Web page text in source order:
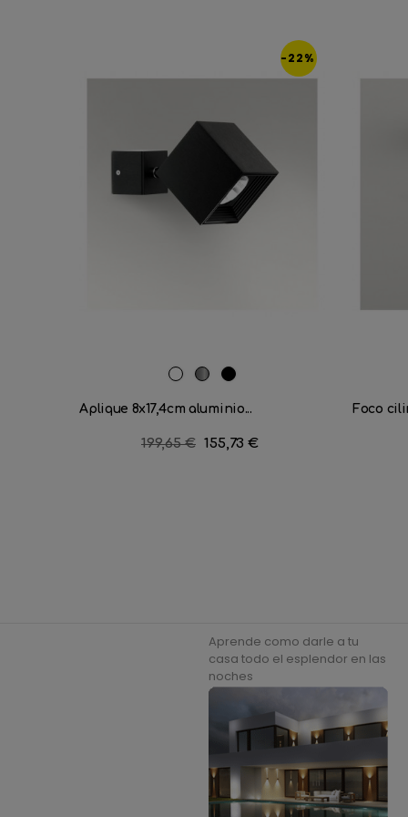
-22%
RAL
AluminioNegro
Aplique 8x17,4cm aluminio...
Precio
199,65 € Precio
155,73 €
Foco
Aprende como darle a tu
casa todo el esplendor en las
noches